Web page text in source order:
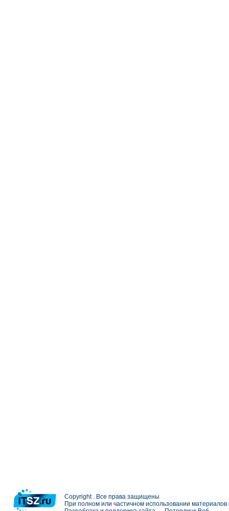
Copyright . Все права защищены
При полном или частичном использовании